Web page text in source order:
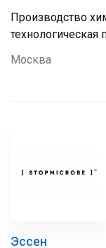
Производство
технологическая
Москва
Эссен